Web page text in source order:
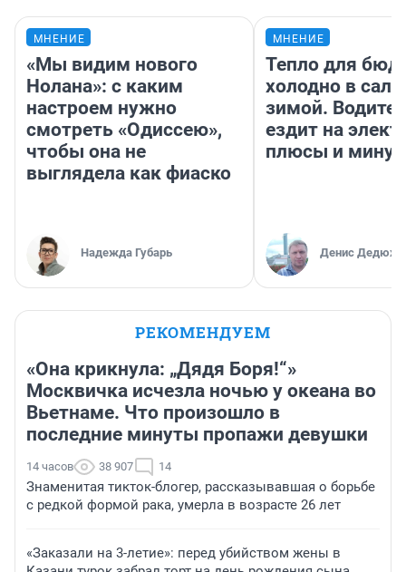
МНЕНИЕ
«Мы видим нового
Нолана»: с каким
настроем нужно
смотреть «Одиссею»,
чтобы она не
выглядела как фиаско
Надежда Губарь
МНЕНИЕ
Тепло для
холодно в
зимой.
ездит на
плюсы и
Денис
РЕКОМЕНДУЕМ
«Она крикнула: „Дядя Боря!“»
Москвичка исчезла ночью у океана во
Вьетнаме. Что произошло в
последние минуты пропажи девушки
14 часов 38 907 14
Знаменитая тикток-блогер, рассказывавшая о борьбе
с редкой формой рака, умерла в возрасте 26 лет
«Заказали на 3-летие»: перед убийством жены в